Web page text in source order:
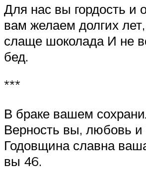
Для нас вы гордость и
вам желаем долгих
слаще шоколада И не
бед.
***
В браке вашем
Верность вы, любовь и
Годовщина славна
вы 46.